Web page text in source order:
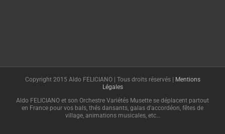
Copyright 2015 Aldo FELICIANO | Tous droits réservés |
Mentions
Légales
Aldo FELICIANO et son Orchestre Variétés Musette se déplacent partout
en France pour vos bals, thés dansants, galas d'accordéon, fêtes de
village, animations musicales, etc…